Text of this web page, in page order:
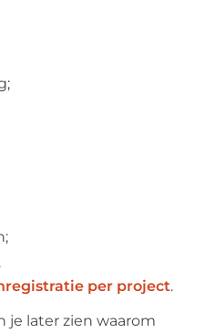
per project.
je later zien waarom